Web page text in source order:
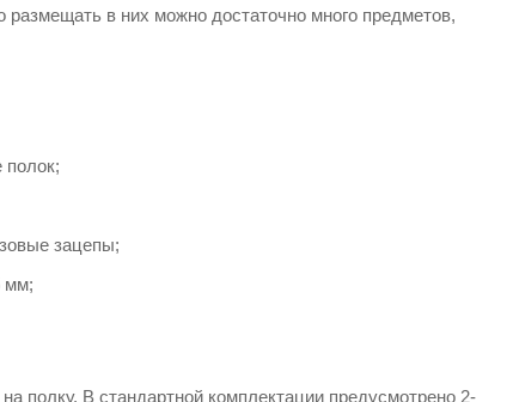
в них можно достаточно много предметов,
зацепы;
мм;
полку. В стандартной комплектации предусмотрено 2-